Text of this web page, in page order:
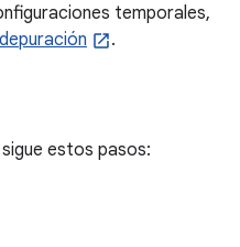
temporales,
.
estos pasos: